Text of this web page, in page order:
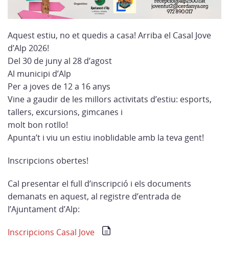
Aquest estiu, no et quedis a casa! Arriba el Casal Jove
d’Alp 2026!
Del 30 de juny al 28 d’agost
Al municipi d’Alp
Per a joves de 12 a 16 anys
Vine a gaudir de les millors activitats d’estiu: esports,
tallers, excursions, gimcanes i
molt bon rotllo!
Apunta’t i viu un estiu inoblidable amb la teva gent!
Inscripcions obertes!
Cal presentar el full d’inscripció i els documents
demanats en aquest, al registre d’entrada de
l’Ajuntament d’Alp:
Inscripcions Casal Jove